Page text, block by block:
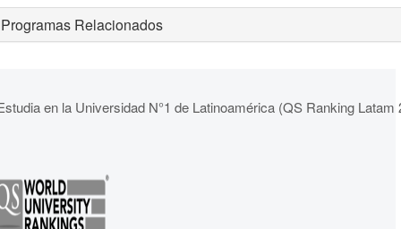
Programas Relacionados
en la Universidad N°1 de Latinoamérica (QS Ranking Latam